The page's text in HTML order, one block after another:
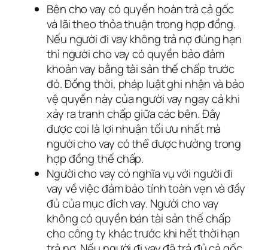
Bên cho vay có quyền hoàn trả cả gốc
và lãi theo thỏa thuận trong hợp đồng.
Nếu người đi vay không trả nợ đúng hạn
thì người cho vay có quyền bảo đảm
khoản vay bằng tài sản thế chấp trước
đó. Đồng thời, pháp luật ghi nhận và bảo
vệ quyền này của người vay ngay cả khi
xảy ra tranh chấp giữa các bên. Đây
được coi là lợi nhuận tối ưu nhất mà
người cho vay có thể được hưởng trong
hợp đồng thế chấp.
Người cho vay có nghĩa vụ với người đi
vay về việc đảm bảo tính toàn vẹn và đầy
đủ của mục đích vay. Người cho vay
không có quyền bán tài sản thế chấp
cho công ty khác trước khi hết thời hạn